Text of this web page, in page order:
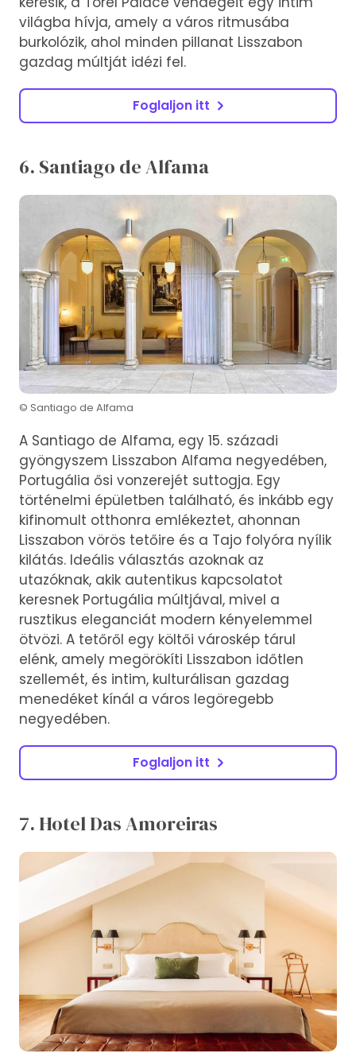
világba hívja, amely a város ritmusába
burkolózik, ahol minden pillanat Lisszabon
gazdag múltját idézi fel.
Foglaljon itt
6. Santiago de Alfama
© Santiago de Alfama
A Santiago de Alfama, egy 15. századi
gyöngyszem Lisszabon Alfama negyedében,
Portugália ősi vonzerejét suttogja. Egy
történelmi épületben található, és inkább egy
kifinomult otthonra emlékeztet, ahonnan
Lisszabon vörös tetőire és a Tajo folyóra nyílik
kilátás. Ideális választás azoknak az
utazóknak, akik autentikus kapcsolatot
keresnek Portugália múltjával, mivel a
rusztikus eleganciát modern kényelemmel
ötvözi. A tetőről egy költői városkép tárul
elénk, amely megörökíti Lisszabon időtlen
szellemét, és intim, kulturálisan gazdag
menedéket kínál a város legöregebb
negyedében.
Foglaljon itt
7. Hotel Das Amoreiras